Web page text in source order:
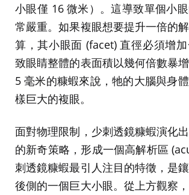
小眼僅 16 微米）。這導致單個小
常嚴重。如果複眼想要提升一倍的
算，其小眼面 (facet) 直徑必須增
致眼睛整體的表面積以幾何倍數暴
5 毫米的糠蝦來說，牠的大腦與身
樣巨大的複眼。
面對物理限制，少刺透鏡糠蝦演化
的新奇策略，形成一個高解析區
刺透鏡糠蝦最引人注目的特徵，是
後側的一個巨大小眼。從上方觀察